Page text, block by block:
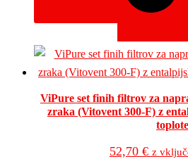
ViPure set finih filtrov za
zraka (Vitovent 300-F) z
toplote
52,70 € z